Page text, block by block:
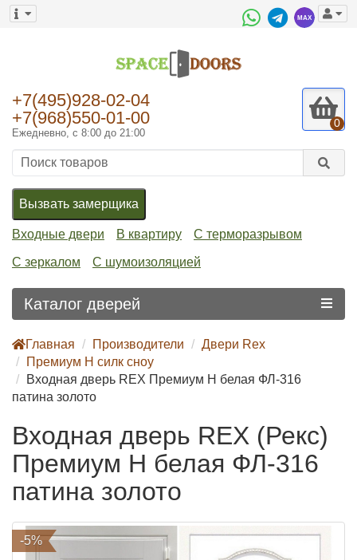
+7(495)928-02-04
+7(968)550-01-00
Ежедневно, с 8:00 до 21:00
0
Вызвать замерщика
Входные двери В квартиру С терморазрывом
С зеркалом С шумоизоляцией
Каталог дверей
Главная Производители
Двери Rex
Премиум H силк сноу
Входная дверь REX Премиум H белая ФЛ-316
патина золото
Входная дверь REX (Рекс)
Премиум H белая ФЛ-316
патина золото
-5%